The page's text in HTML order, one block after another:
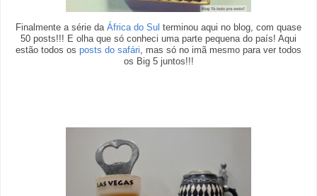
Finalmente a série da África do Sul terminou aqui no blog, com quase
50 posts!!! E olha que só conheci uma parte pequena do país! Aqui
estão todos os posts do safári, mas só no imã mesmo para ver todos
os Big 5 juntos!!!